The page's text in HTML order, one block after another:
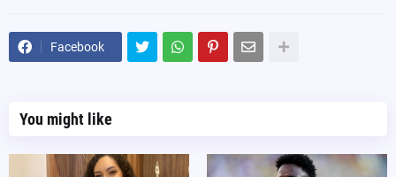
Facebook
You might like